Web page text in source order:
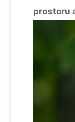
prostoru